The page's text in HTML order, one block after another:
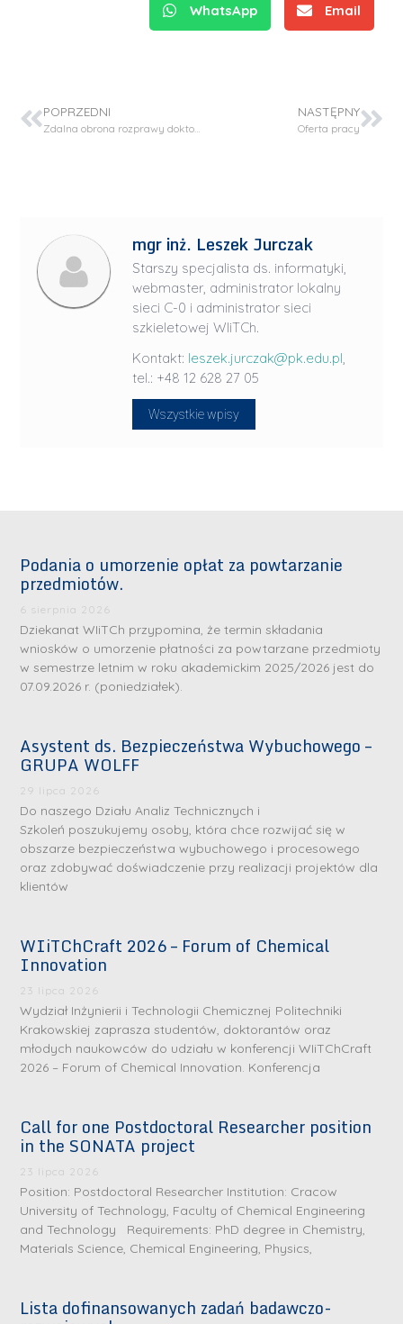
WhatsApp Email
POPRZEDNI
Zdalna obrona rozprawy doktorskiej – mgr inż. Kinga Podbiera – Matysik
NASTĘPNY
Oferta pracy
mgr inż. Leszek Jurczak
Starszy specjalista ds. informatyki,
webmaster, administrator lokalny
sieci C-0 i administrator sieci
szkieletowej WIiTCh.
Kontakt: leszek.jurczak@pk.edu.pl,
tel.: +48 12 628 27 05
Wszystkie wpisy
Podania o umorzenie opłat za powtarzanie
przedmiotów.
6 sierpnia 2026
Dziekanat WIiTCh przypomina, że termin składania
wniosków o umorzenie płatności za powtarzane przedmioty
w semestrze letnim w roku akademickim 2025/2026 jest do
07.09.2026 r. (poniedziałek).
Asystent ds. Bezpieczeństwa Wybuchowego –
GRUPA WOLFF
29 lipca 2026
Do naszego Działu Analiz Technicznych i
Szkoleń poszukujemy osoby, która chce rozwijać się w
obszarze bezpieczeństwa wybuchowego i procesowego
oraz zdobywać doświadczenie przy realizacji projektów dla
klientów
WIiTChCraft 2026 – Forum of Chemical
Innovation
23 lipca 2026
Wydział Inżynierii i Technologii Chemicznej Politechniki
Krakowskiej zaprasza studentów, doktorantów oraz
młodych naukowców do udziału w konferencji WIiTChCraft
2026 – Forum of Chemical Innovation. Konferencja
Call for one Postdoctoral Researcher position
in the SONATA project
23 lipca 2026
Position: Postdoctoral Researcher Institution: Cracow
University of Technology, Faculty of Chemical Engineering
and Technology Requirements: PhD degree in Chemistry,
Materials Science, Chemical Engineering, Physics,
Lista dofinansowanych zadań badawczo-